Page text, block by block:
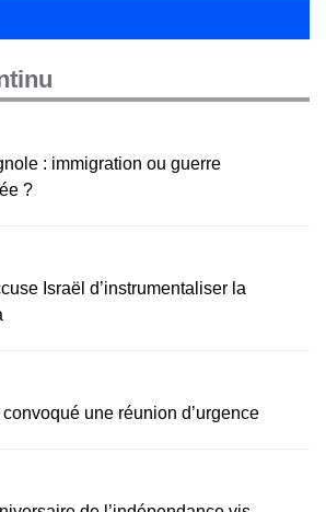
: immigration ou guerre
?
Israël d’instrumentaliser la
convoqué une réunion d’urgence